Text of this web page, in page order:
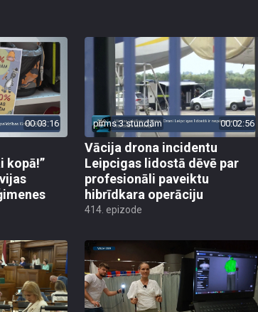
00:03:16
kopā!”
pirms 3 stundām 00:02:56
Vācija drona incidentu
Leipcigas lidostā dēvē par
profesionāli paveiktu
hibrīdkara operāciju
414. epizode